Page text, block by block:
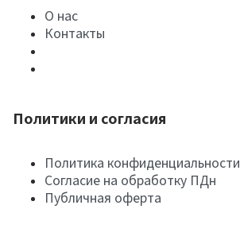
О нас
Контакты
Политики и согласия
Политика конфиденциальности
Согласие на обработку ПДн
Публичная оферта